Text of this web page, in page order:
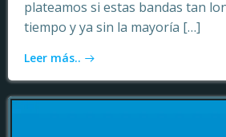
plateamos si estas bandas tan
tiempo y ya sin la mayoría […]
Leer más..